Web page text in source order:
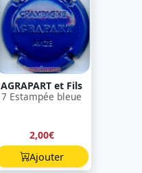
AGRAPART et Fils
7 Estampée bleue
2,00€
Ajouter